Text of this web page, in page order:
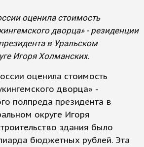
оценила стоимость
дворца» - резиденции
в Уральском
Игоря Холманских.
оценила стоимость
дворца» -
полпреда президента в
округе Игоря
здания было
бюджетных рублей. Эта